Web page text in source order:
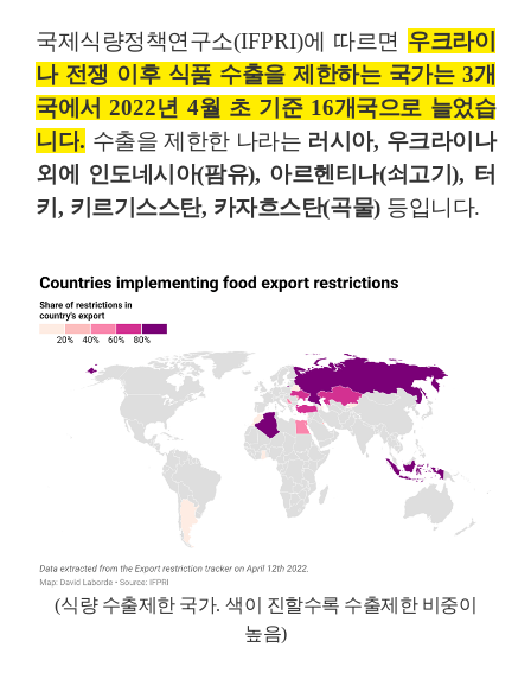
국제식량정책연구소(IFPRI)에 따르면 우크라이
나 전쟁 이후 식품 수출을 제한하는 국가는 3개
국에서2022년 4월 초 기준 16개국으로 늘었습
니다. 수출을 제한한 나라는 러시아, 우크라이나
외에 인도네시아(팜유), 아르헨티나(쇠고기), 터
키 , 키르기스스탄, 카자흐스탄(곡물) 등입니다.
(식량 수출제한 국가. 색이 진할수록 수출제한 비중이
높음)